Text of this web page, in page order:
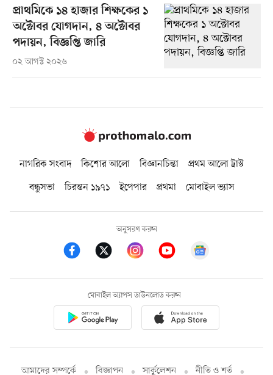
প্রাথমিকে ১৪ হাজার শিক্ষকের ১
অক্টোবর যোগদান, ৪ অক্টোবর
পদায়ন, বিজ্ঞপ্তি জারি
০২ আগস্ট ২০২৬
নাগরিক সংবাদ কিশোর আলো বিজ্ঞানচিন্তা
প্রথম আলো ট্রাস্ট
বন্ধুসভা
চিরন্তন ১৯৭১ ইপেপার প্রথমা মোবাইল ভ্যাস
অনুসরণ করুন
মোবাইল অ্যাপস ডাউনলোড করুন
আমাদের সম্পর্কে বিজ্ঞাপন সার্কুলেশন নীতি ও শর্ত